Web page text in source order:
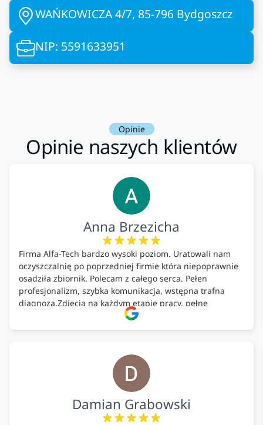
WAŃKOWICZA 4/7, 85-796 Bydgoszcz
NIP: 5591633951
Opinie
Opinie naszych klientów
Anna Brzezicha
Firma Alfa-Tech bardzo wysoki poziom. Uratowali nam
oczyszczalnię po poprzedniej firmie która niepoprawnie
osadziła zbiornik. Polecam z całego serca. Pełen
profesjonalizm, szybka komunikacja, wstępna trafna
diagnoza.Zdjęcia na każdym etapie pracy, pełne
doradztwo.Dobrze wyszkoleni i znający się na rzeczy.
Podsumowując ekipa na wysokim poziomie, rzetelna.
Damian Grabowski